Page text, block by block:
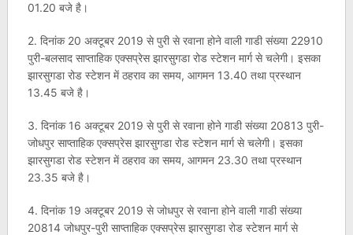
01.20 बजे है।
2. दिनांक 20 अक्टूबर 2019 से पुरी से रवाना होने वाली गाडी संख्या 22910
पुरी-बलसाद साप्ताहिक एक्सप्रेस झारसुगडा रोड स्टेशन मार्ग से चलेगी। इसका
झारसुगडा रोड स्टेशन में ठहराव का समय, आगमन 13.40 तथा प्रस्थान
13.45 बजे है।
3. दिनांक 16 अक्टूबर 2019 से पुरी से रवाना होने गाडी संख्या 20813 पुरी-
जोधपुर साप्ताहिक एक्सप्रेस झारसुगडा रोड स्टेशन मार्ग से चलेगी। इसका
झारसुगडा रोड स्टेशन में ठहराव का समय, आगमन 23.30 तथा प्रस्थान
23.35 बजे है।
4. दिनांक 19 अक्टूबर 2019 से जोधपुर से रवाना होने वाली गाडी संख्या
20814 जोधपुर-पुरी साप्ताहिक एक्सप्रेस झारसुगडा रोड स्टेशन मार्ग से